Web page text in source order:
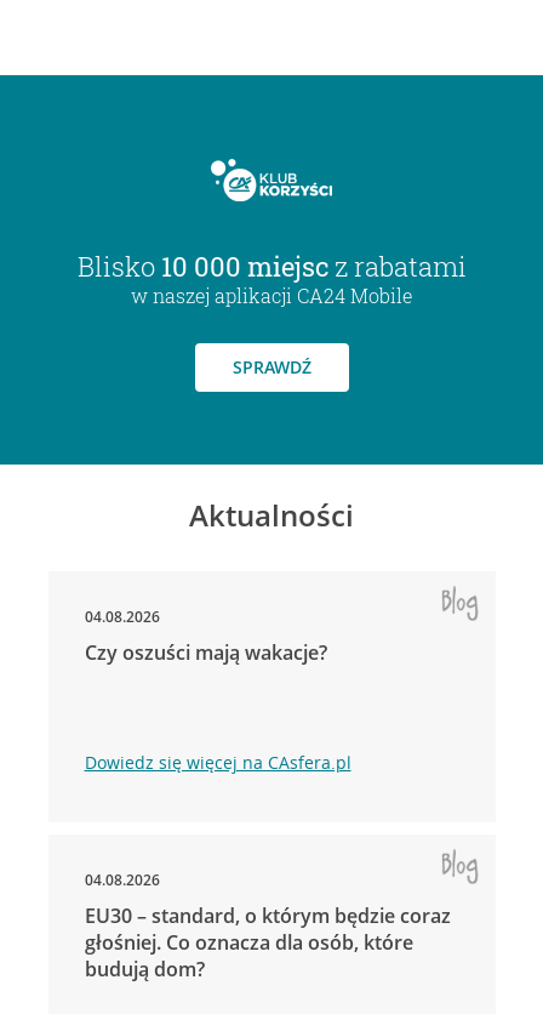
Blisko 10 000 miejsc z rabatami
w naszej aplikacji CA24 Mobile
SPRAWDŹ
Aktualności
04.08.2026
Czy oszuści mają wakacje?
Dowiedz się więcej na CAsfera.pl
04.08.2026
EU30 – standard, o którym będzie coraz
głośniej. Co oznacza dla osób, które
budują dom?